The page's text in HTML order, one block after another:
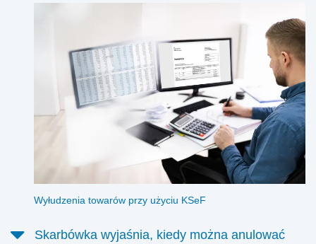
Wyłudzenia towarów przy użyciu KSeF
Skarbówka wyjaśnia, kiedy można anulować